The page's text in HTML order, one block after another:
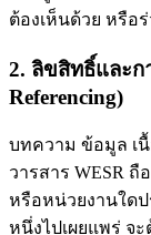
ต้องเห็นด้วย หรือ
2. ลิขสิทธิ์และก
Referencing)
บทความ ข้อมูล เ
วารสาร WESR
หรือหน่วยงานใด
หนึ่งไปเผยแพร่ จ